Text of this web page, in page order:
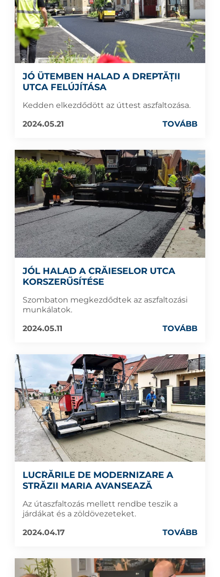
JÓ ÜTEMBEN HALAD A DREPTĂȚII
UTCA FELÚJÍTÁSA
Kedden elkezdődött az úttest aszfaltozása.
2024.05.21
TOVÁBB
JÓL HALAD A CRĂIESELOR UTCA
KORSZERŰSÍTÉSE
Szombaton megkezdődtek az aszfaltozási
munkálatok.
2024.05.11
TOVÁBB
LUCRĂRILE DE MODERNIZARE A
STRĂZII MARIA AVANSEAZĂ
Az útaszfaltozás mellett rendbe teszik a
járdákat és a zöldövezeteket.
2024.04.17
TOVÁBB